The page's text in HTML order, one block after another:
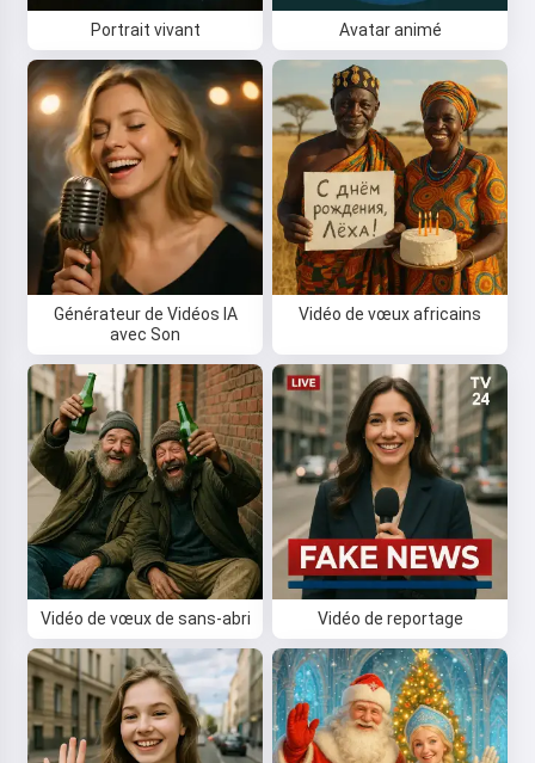
Portrait vivant Avatar animé
Générateur de Vidéos IA
avec Son
Vidéo de vœux africains
Vidéo de vœux de sans-abri Vidéo de reportage